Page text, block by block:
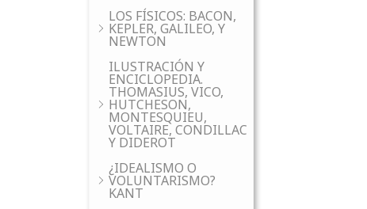
LOS FÍSICOS: BACON,
KEPLER, GALILEO, Y
NEWTON
ILUSTRACIÓN Y
ENCICLOPEDIA.
THOMASIUS, VICO,
HUTCHESON,
MONTESQUIEU,
VOLTAIRE, CONDILLAC
Y DIDEROT
¿IDEALISMO O
VOLUNTARISMO?
KANT